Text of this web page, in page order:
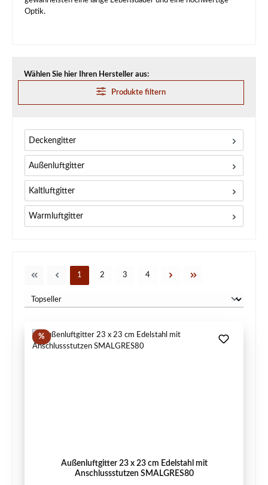
Optik.
Wählen Sie hier Ihren Hersteller aus:
Produkte filtern
Deckengitter
Außenluftgitter
Kaltluftgitter
Warmluftgitter
Seite
1 Seite
2 Seite
3 Seite
4
%Rabatt
Außenluftgitter 23 x 23 cm Edelstahl mit
Anschlussstutzen SMALGRES80